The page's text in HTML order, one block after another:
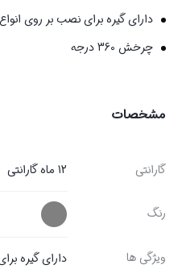
دارای گیره برای نصب بر روی
چرخش 360 درجه
مشخصات
گارانتی 12 ماه گارانتی
رنگ
ویژگی ها دارای گیره